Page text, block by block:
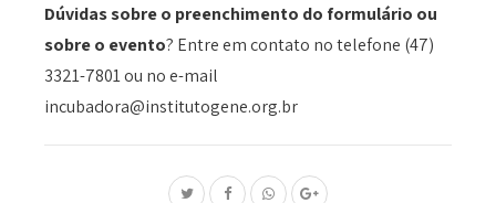
Dúvidas sobre o preenchimento do formulário ou
sobre o evento? Entre em contato no telefone (47)
3321-7801 ou no e-mail
incubadora@institutogene.org.br